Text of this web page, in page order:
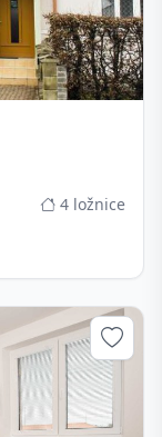
4 ložnice